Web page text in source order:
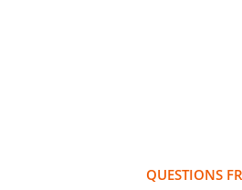
QUESTIONS